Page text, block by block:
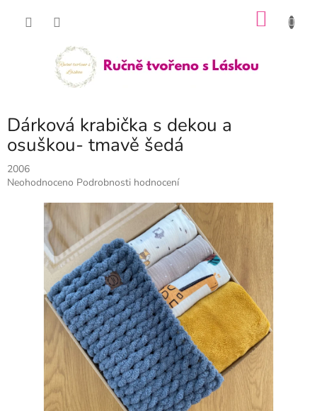
Dárková krabička s dekou a
osuškou- tmavě šedá
2006
Průměrné
produktu
Neohodnoceno Podrobnosti hodnocení